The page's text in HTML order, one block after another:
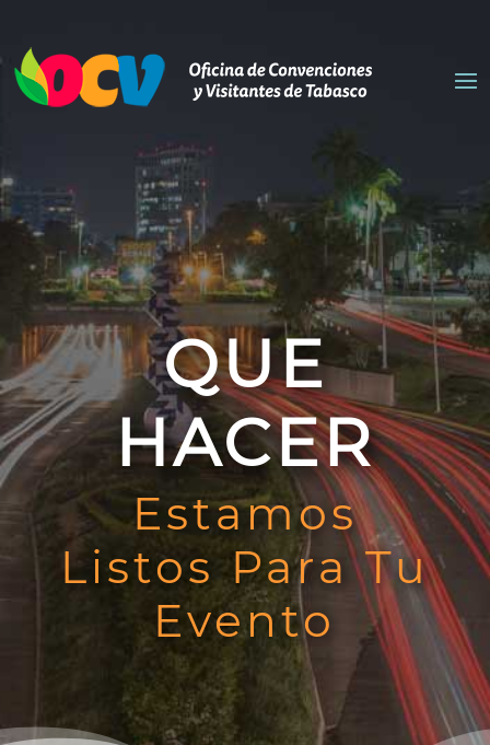
QUE
HACER
Estamos
Listos Para Tu
Evento